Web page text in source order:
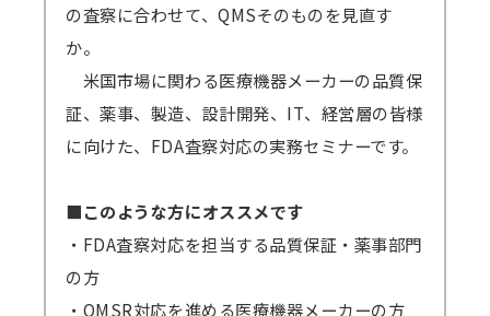
の査察に合わせて、QMSそのものを見直す
か。
米国市場に関わる医療機器メーカーの品質保
証、薬事、製造、設計開発、IT、経営層の皆様
に向けた、FDA査察対応の実務セミナーです。
■このような方にオススメです
・FDA査察対応を担当する品質保証・薬事部門
の方
・QMSR対応を進める医療機器メーカーの方